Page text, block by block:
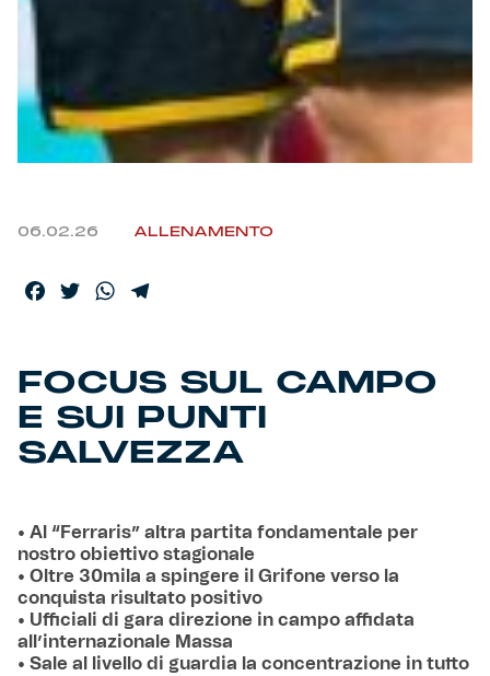
06.02.26 ALLENAMENTO
Facebook
TwitterWhatsApp
FOCUS SUL CAMPO
E SUI PUNTI
SALVEZZA
• Al “Ferraris” altra partita fondamentale per
nostro obiettivo stagionale
• Oltre 30mila a spingere il Grifone verso la
conquista risultato positivo
• Ufficiali di gara direzione in campo affidata
all’internazionale Massa
• Sale al livello di guardia la concentrazione in tutto